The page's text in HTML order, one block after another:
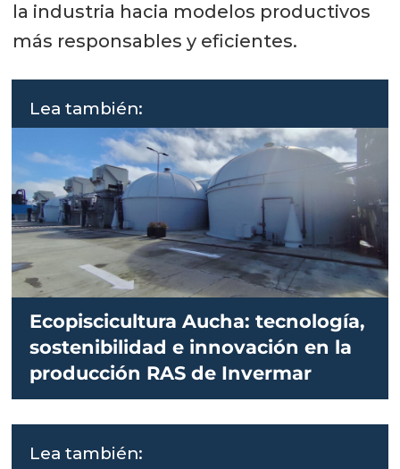
la industria hacia modelos productivos
más responsables y eficientes.
Lea también:
Ecopiscicultura Aucha: tecnología,
sostenibilidad e innovación en la
producción RAS de Invermar
Lea también: